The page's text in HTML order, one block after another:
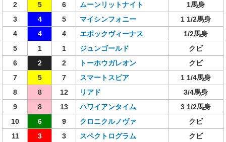
2
5 6 ムーンリットナイト
1馬身
3
4 5 マイシンフォニー
1 1/2馬身
4
4 4 エポックヴィーナス
1/2馬身
5
1 1 ジュンゴールド
クビ
6
2 2 トーホウガレオン
クビ
7
5 7 スマートスピア
1 1/4馬身
8
8 12 リアド
3/4馬身
9
8 13 ハワイアンタイム
3 1/2馬身
10
6 9 クロニクルノヴァ
クビ
11
3 3 スペクトログラム
クビ